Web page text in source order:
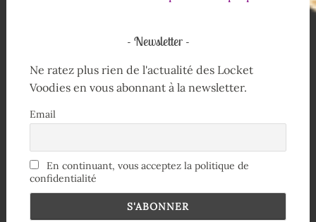
Newsletter
Ne ratez plus rien de l'actualité des Locket
Voodies en vous abonnant à la newsletter.
Email
En continuant, vous acceptez la politique de
confidentialité